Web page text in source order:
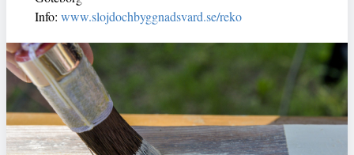
Info: www.slojdochbyggnadsvard.se/reko